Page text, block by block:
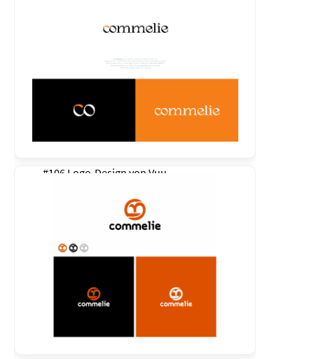
#106 Logo-Design von Vuu